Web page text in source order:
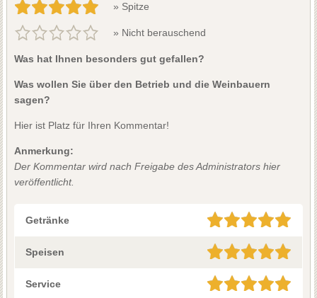
» Spitze
» Nicht berauschend
Was hat Ihnen besonders gut gefallen?
Was wollen Sie über den Betrieb und die Weinbauern
sagen?
Hier ist Platz für Ihren Kommentar!
Anmerkung:
Der Kommentar wird nach Freigabe des Administrators hier
veröffentlicht.
Getränke
Speisen
Service